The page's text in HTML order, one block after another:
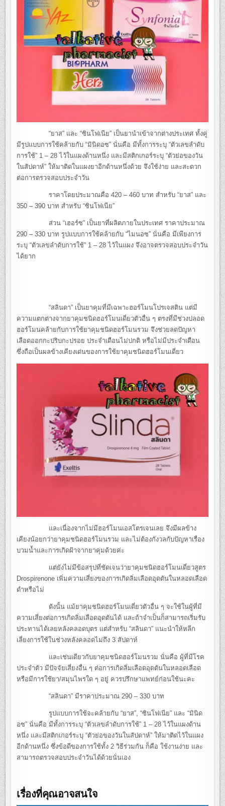
“ยาส” และ “ซินโฟเนีย” เป็นยานำเข้าจากต่างประเทศ ทั้งคู่
มีรูปแบบการใช้คล้ายกับ “มินิดอซ” นั่นคือ มีทั้งการระบุ “ตัวเลขลำดับ
การใช้” 1 – 28 ไว้ในแผงด้านหนึ่ง และมีสติกเกอร์ระบุ “ตัวย่อของวัน
ในสัปดาห์” ให้มาติดในแผงยาอีกด้านหนึ่งด้วย จึงใช้ง่าย และสะดวก
ต่อการตรวจสอบประจำวัน
ราคาโดยประมาณคือ 420 – 460 บาท สำหรับ “ยาส” และ
350 – 390 บาท สำหรับ “ซินโฟเนีย”
ส่วน “เฮอร์ซ” เป็นยาที่ผลิตภายในประเทศ ราคาประมาณ
290 – 330 บาท รูปแบบการใช้คล้ายกับ “ไมนอซ” นั่นคือ มีเพียงการ
ระบุ “ตัวเลขลำดับการใช้” 1 – 28 ไว้ในแผง จึงอาจตรวจสอบประจำวัน
ได้ยาก
“สลินดา” เป็นยาคุมที่มีเฉพาะฮอร์โมนโปรเจสติน แต่มี
ความแตกต่างจากยาคุมชนิดฮอร์โมนเดี่ยวตัวอื่น ๆ ตรงที่มีช่วงปลอด
ฮอร์โมนคล้ายกับการใช้ยาคุมชนิดฮอร์โมนรวม จึงช่วยลดปัญหา
เลือดออกกะปริบกะปรอย ประจำเดือนไม่ปกติ หรือไม่มีประจำเดือน
ซึ่งถือเป็นผลข้างเคียงเด่นของการใช้ยาคุมชนิดฮอร์โมนเดี่ยว
และเนื่องจากไม่มีฮอร์โมนเอสโตรเจนเลย จึงมีผลข้าง
เคียงน้อยกว่ายาคุมชนิดฮอร์โมนรวม และไม่ต้องกังวลกับปัญหาเรื่อง
บวมน้ำและการเกิดฝ้าจากยาคุมด้วยค่ะ
แต่ยังไม่มีข้อสรุปที่ชัดเจนว่ายาคุมชนิดฮอร์โมนเดี่ยวสูตร
Drospirenone เพิ่มความเสี่ยงของการเกิดลิ่มเลือดอุดตันในหลอดเลือด
ดำหรือไม่
ดังนั้น แม้ยาคุมชนิดฮอร์โมนเดี่ยวตัวอื่น ๆ จะใช้ในผู้ที่มี
ความเสี่ยงต่อการเกิดลิ่มเลือดอุดตันได้ และถ้าจำเป็นก็สามารถเริ่มรับ
ประทานได้เลยหลังคลอดบุตร แต่สำหรับ “สลินดา” แนะนำให้หลีก
เลี่ยงการใช้ในช่วงหลังคลอดไม่ถึง 3 สัปดาห์
และเช่นเดียวกับยาคุมชนิดฮอร์โมนรวม นั่นคือ ผู้ที่มีโรค
ประจำตัว มีปัจจัยเสี่ยงอื่น ๆ ต่อการเกิดลิ่มเลือดอุดตันในหลอดเลือด
หรือมีการใช้ยา/สมุนไพรใด ๆ อยู่ ควรปรึกษาแพทย์ก่อนใช้นะคะ
“สลินดา” มีราคาประมาณ 290 – 330 บาท
รูปแบบการใช้จะคล้ายกับ “ยาส”, “ซินโฟเนีย” และ “มินิด
อซ” นั่นคือ มีทั้งการระบุ “ตัวเลขลำดับการใช้” 1 – 28 ไว้ในแผงด้าน
หนึ่ง และมีสติกเกอร์ระบุ “ตัวย่อของวันในสัปดาห์” ให้มาติดไว้ในแผง
อีกด้านหนึ่ง ซึ่งข้อดีของการใช้ทั้ง 2 วิธีร่วมกัน ก็คือ ใช้งานง่าย และ
สามารถตรวจสอบประจำวันได้ด้วยนั่นเอง
เรื่องที่คุณอาจสนใจ